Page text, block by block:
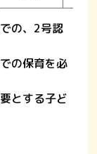
の、2号認
の保育を必
とする子ど